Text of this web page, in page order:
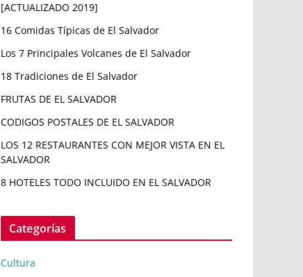
[ACTUALIZADO 2019]
16 Comidas Típicas de El Salvador
Los 7 Principales Volcanes de El Salvador
18 Tradiciones de El Salvador
FRUTAS DE EL SALVADOR
CODIGOS POSTALES DE EL SALVADOR
LOS 12 RESTAURANTES CON MEJOR VISTA EN EL
SALVADOR
8 HOTELES TODO INCLUIDO EN EL SALVADOR
Categorías
Cultura